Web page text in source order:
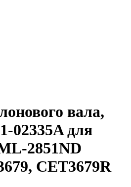
вала,
02335A для
2851ND
CET3679R